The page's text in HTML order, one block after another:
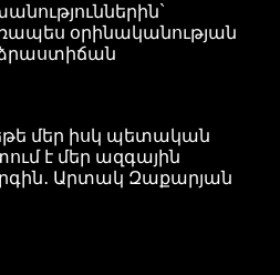
օրինականության
մեր իսկ պետական
է մեր ազգային
Արտակ Զաքարյան